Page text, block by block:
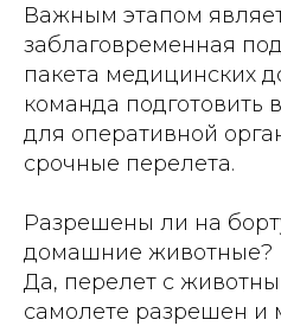
Важным этапом
заблаговременная
пакета медицинских
команда подготовить
для оперативной
срочные перелета.
Разрешены ли на
домашние животные?
Да, перелет с
самолете разрешен и